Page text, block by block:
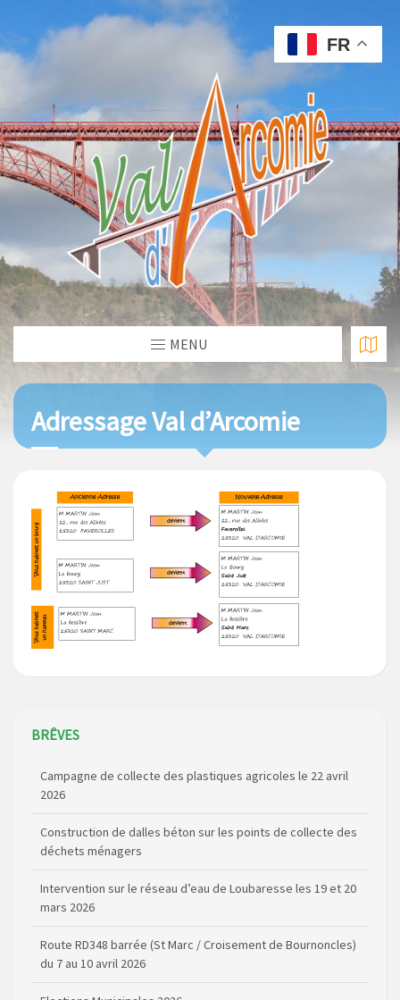
MENU
Adressage Val d’Arcomie
BRÊVES
Construction de dalles béton sur les points de collecte des
Intervention sur le réseau d’eau de Loubaresse les 19 et 20
Route RD348 barrée (St Marc / Croisement de Bournoncles)
Elections Municipales 2026
FR